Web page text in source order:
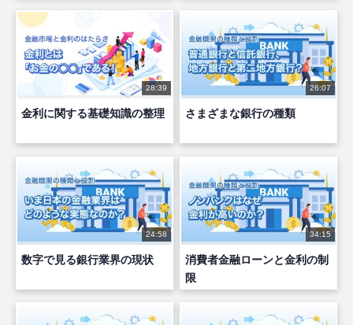
28:39
金利に関する基礎知識の整理
26:07
さまざまな銀行の種類
24:58
数字で見る銀行業界の現状
34:15
消費者金融ローンと金利の制
限